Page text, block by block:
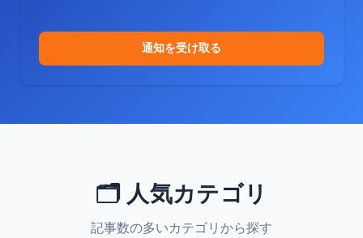
通知を受け取る
🗂️ 人気カテゴリ
記事数の多いカテゴリから探す